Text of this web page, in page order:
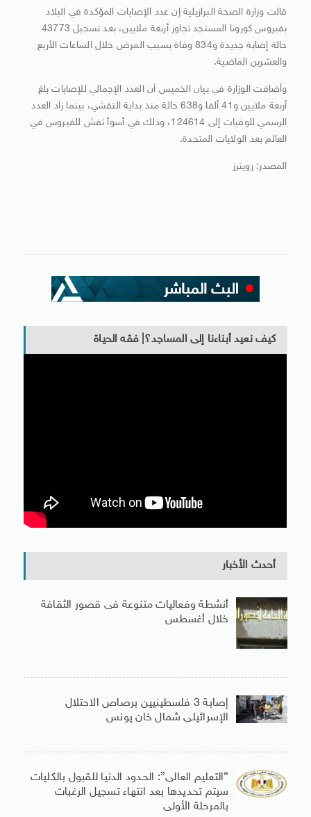
قالت وزارة الصحة البرازيلية إن عدد الإصابات المؤكدة في البلاد
بفيروس كورونا المستجد تجاوز أربعة ملايين، بعد تسجيل 43773
حالة إصابة جديدة و834 وفاة بسبب المرض خلال الساعات الأربع
والعشرين الماضية.
وأضافت الوزارة في بيان الخميس أن العدد الإجمالي للإصابات بلغ
أربعة ملايين و41 ألفا و638 حالة منذ بداية التفشي، بينما زاد العدد
الرسمي للوفيات إلى 124614، وذلك في أسوأ تفش للفيروس في
العالم بعد الولايات المتحدة.
المصدر: رويترز
كيف نعيد أبناءنا إلى المساجد؟| فقه الحياة
أحدث الأخبار
أنشطة وفعاليات متنوعة فى قصور الثقافة
خلال أغسطس
إصابة 3 فلسطينيين برصاص الاحتلال
الإسرائيلى شمال خان يونس
“التعليم العالى”: الحدود الدنيا للقبول بالكليات
سيتم تحديدها بعد انتهاء تسجيل الرغبات
بالمرحلة الأولى